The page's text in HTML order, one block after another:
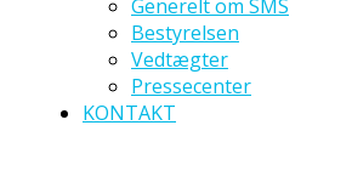
Generelt om SMS
Bestyrelsen
Vedtægter
Pressecenter
KONTAKT